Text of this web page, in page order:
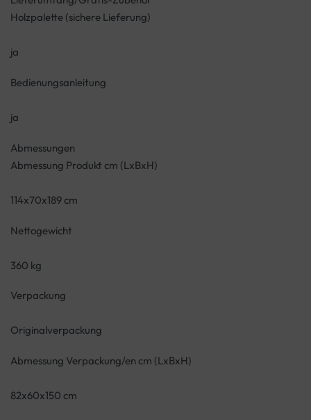
Holzpalette (sichere Lieferung)
ja
Bedienungsanleitung
ja
Abmessungen
Abmessung Produkt cm (LxBxH)
114x70x189 cm
Nettogewicht
360 kg
Verpackung
Originalverpackung
Abmessung Verpackung/en cm (LxBxH)
82x60x150 cm